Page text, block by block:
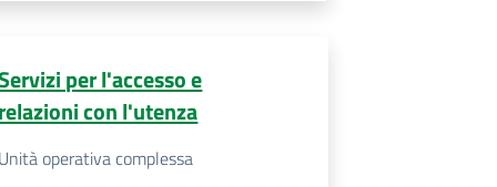
per l'accesso e
con l'utenza
operativa complessa